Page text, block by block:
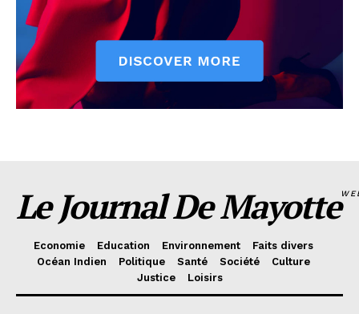
Le Journal De Mayotte
Economie Education Environnement
Faits divers
Océan Indien
Politique Santé Société
Culture
Justice
Loisirs